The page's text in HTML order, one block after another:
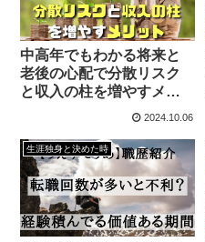
中高年でもわかる将来と
老後の心配で分散リスク
と収入の柱を増やすメリ
2024.10.06
生涯独身と決めた時